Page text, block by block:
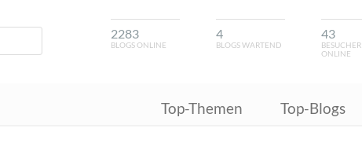
2283
BLOGS ONLINE
4
BLOGS WARTEND
43
BESUCHER
ONLINE
Top-Themen Top-Blogs